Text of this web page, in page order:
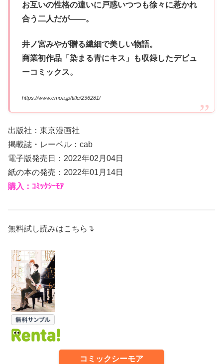
お互いの性格の違いに戸惑いつつも徐々に惹かれ
合う二人だが――。
井ノ宮みやが贈る繊細で美しい物語。
商業初作品「染まる青にキス」も収録したデビュ
ーコミックス。
https://www.cmoa.jp/title/236281/
出版社：東京漫画社
掲載誌・レーベル：cab
電子版発売日：2022年02月04日
紙の本の発売：2022年01月14日
購入：ｺﾐｯｸｼｰﾓｱ
無料試し読みはこちら↴
コミックシーモア